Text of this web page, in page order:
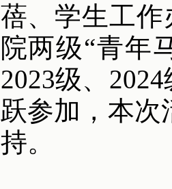
蓓、学生工
院两级“青年
2023级、
跃参加，本次
持。